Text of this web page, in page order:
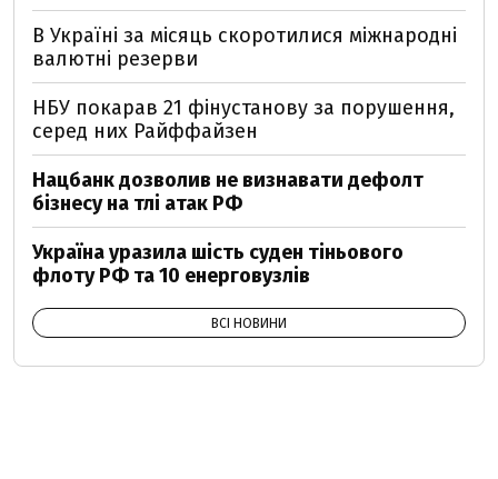
В Україні за місяць скоротилися міжнародні
валютні резерви
НБУ покарав 21 фінустанову за порушення,
серед них Райффайзен
Нацбанк дозволив не визнавати дефолт
бізнесу на тлі атак РФ
Україна уразила шість суден тіньового
флоту РФ та 10 енерговузлів
ВСІ НОВИНИ